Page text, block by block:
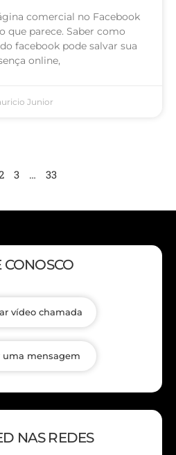
comercial no Facebook
que parece. Saber como
facebook pode salvar sua
online,
Junior
3 … 33
CONOSCO
vídeo chamada
uma mensagem
NAS REDES